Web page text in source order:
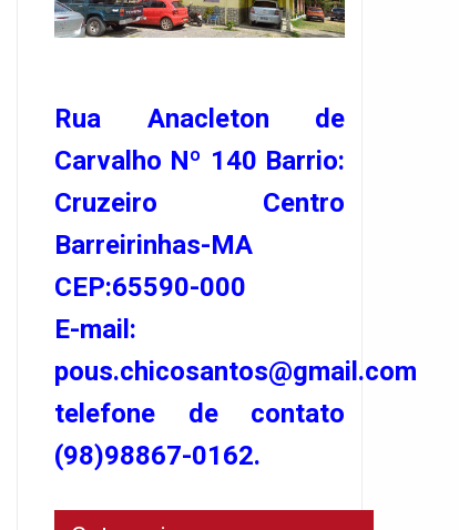
Rua Anacleton de
Carvalho Nº 140 Barrio:
Cruzeiro Centro
Barreirinhas-MA
CEP:65590-000
E-mail:
pous.chicosantos@gmail.com
telefone de contato
(98)98867-0162.